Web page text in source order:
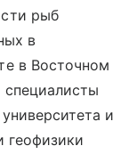
рыб
в
в Восточном
специалисты
и
геофизики